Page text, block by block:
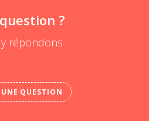
?
répondons
UNE QUESTION